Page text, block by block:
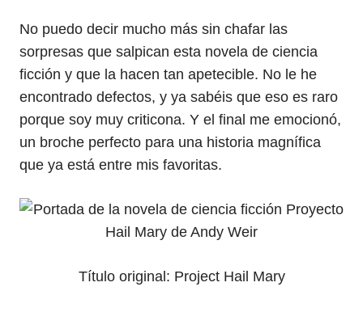
No puedo decir mucho más sin chafar las
sorpresas que salpican esta novela de ciencia
ficción y que la hacen tan apetecible. No le he
encontrado defectos, y ya sabéis que eso es raro
porque soy muy criticona. Y el final me emocionó,
un broche perfecto para una historia magnífica
que ya está entre mis favoritas.
Título original: Project Hail Mary